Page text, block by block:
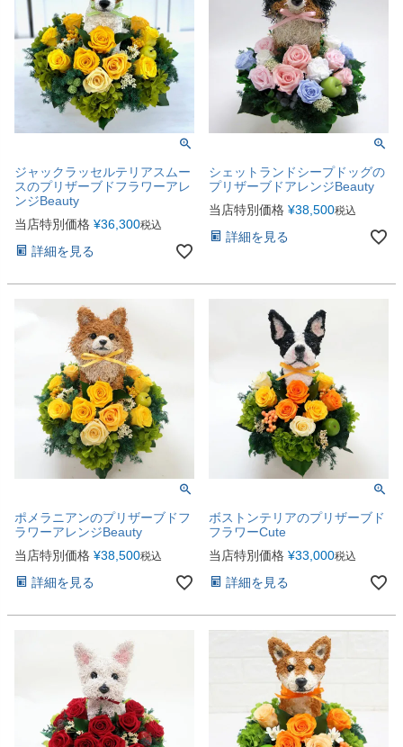
ジャックラッセルテリアスムー
スのプリザーブドフラワーアレ
ンジBeauty
当店特別価格 ¥36,300税込
詳細を見る
シェットランドシープドッグの
プリザーブドアレンジBeauty
当店特別価格 ¥38,500税込
詳細を見る
ポメラニアンのプリザーブドフ
ラワーアレンジBeauty
当店特別価格 ¥38,500税込
詳細を見る
ボストンテリアのプリザーブド
フラワーCute
当店特別価格 ¥33,000税込
詳細を見る